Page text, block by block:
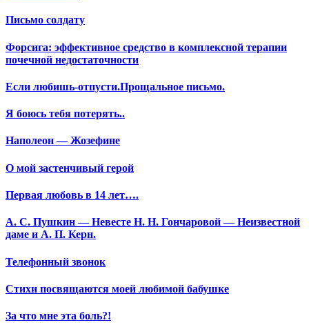
Письмо солдату
Форсига: эффективное средство в комплексной терапии
почечной недостаточности
Если любишь-отпусти.Прощальное письмо.
Я боюсь тебя потерять..
Наполеон — Жозефине
О мой застенчивый герой
Первая любовь в 14 лет….
А. С. Пушкин — Невесте Н. Н. Гончаровой — Неизвестной
даме и А. П. Керн.
Телефонный звонок
Стихи посвящаются моей любимой бабушке
За что мне эта боль?!